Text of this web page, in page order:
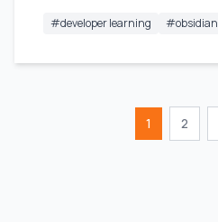
#developer learning #obsidian
1 2